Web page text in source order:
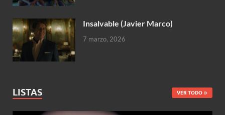
Insalvable (Javier Marco)
7 marzo, 2026
LISTAS VER TODO